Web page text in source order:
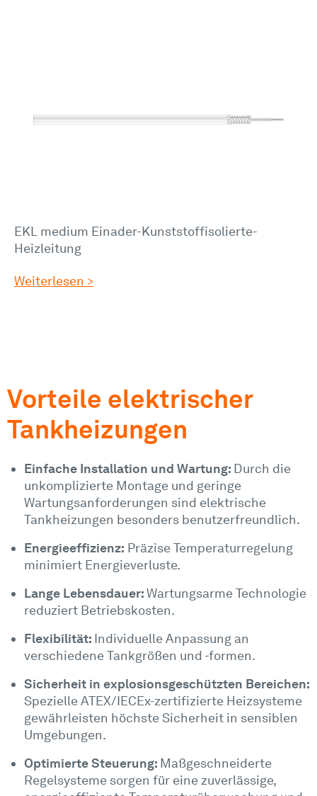
EKL medium Einader-Kunststoffisolierte-
Heizleitung
Weiterlesen >
Vorteile elektrischer
Tankheizungen
Einfache Installation und Wartung: Durch die
unkomplizierte Montage und geringe
Wartungsanforderungen sind elektrische
Tankheizungen besonders benutzerfreundlich.
Energieeffizienz: Präzise Temperaturregelung
minimiert Energieverluste.
Lange Lebensdauer:Wartungsarme Technologie
reduziert Betriebskosten.
Flexibilität: Individuelle Anpassung an
verschiedene Tankgrößen und -formen.
Sicherheit in explosionsgeschützten Bereichen:
Spezielle ATEX/IECEx-zertifizierte Heizsysteme
gewährleisten höchste Sicherheit in sensiblen
Umgebungen.
Optimierte Steuerung: Maßgeschneiderte
Regelsysteme sorgen für eine zuverlässige,